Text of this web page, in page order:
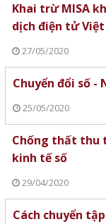
Khai trừ MISA
dịch điện tử
27/05/2020
Chuyển đổi số -
25/05/2020
Chống thất thu
kinh tế số
29/04/2020
Cách chuyển